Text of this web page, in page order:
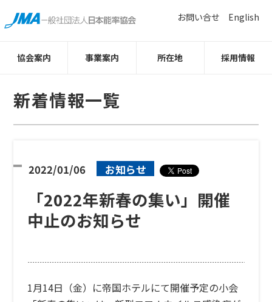
協会案内 事業案内 所在地 採用情報
お問い合せ English
新着情報一覧
「2022年新春の集い」開催
中止のお知らせ
2022/01/06 お知らせ
1月14日（金）に帝国ホテルにて開催予定の小会